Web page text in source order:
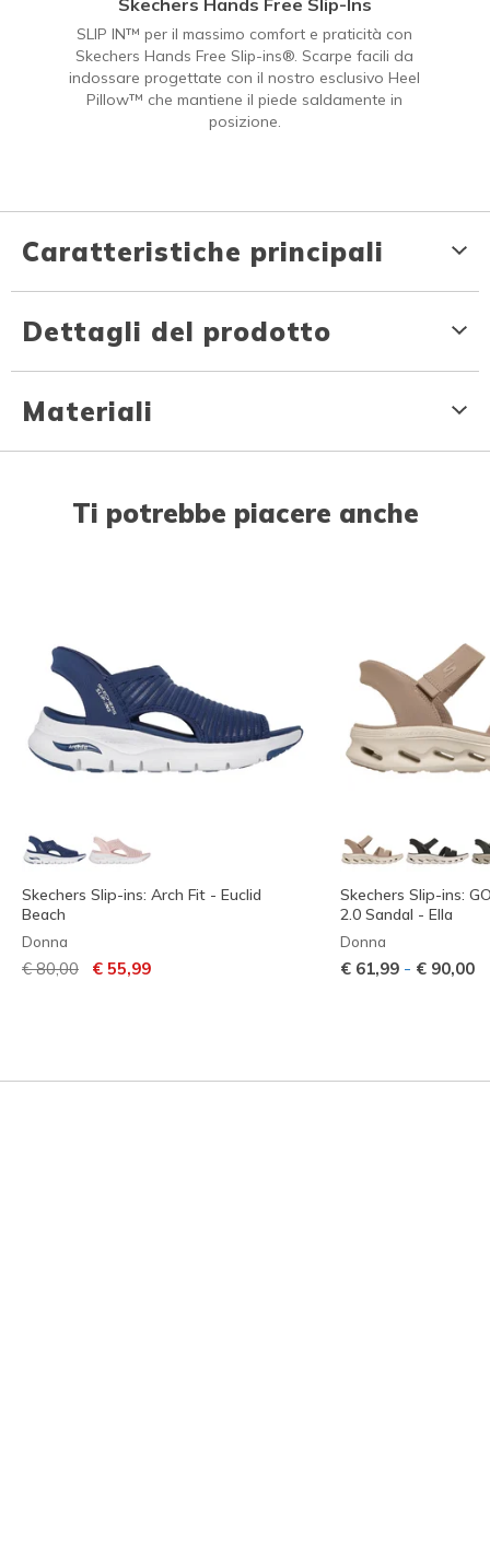
SLIP IN™ per il massimo comfort e praticità con
Skechers Hands Free Slip-ins®. Scarpe facili da
indossare progettate con il nostro esclusivo Heel
Pillow™ che mantiene il piede saldamente in
posizione.
Caratteristiche principali
Dettagli del prodotto
Materiali
Ti potrebbe piacere anche
Skechers Slip-ins: Arch Fit - Euclid
Beach
Donna
Prezzo ridotto da
€ 80,00 per
€ 55,99
Skechers Slip-ins:
2.0 Sandal - Ella
Donna
€ 61,99 - € 90,00